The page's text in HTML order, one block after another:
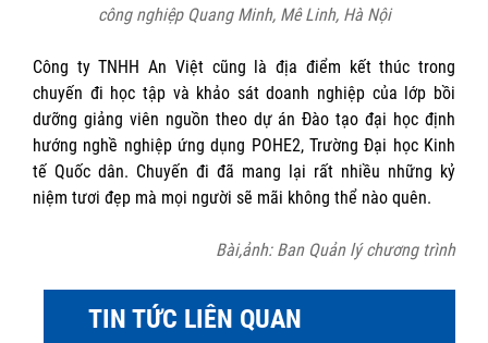
công nghiệp Quang Minh, Mê Linh, Hà Nội
Công ty TNHH An Việt cũng là địa điểm kết thúc trong
chuyến đi học tập và khảo sát doanh nghiệp của lớp bồi
dưỡng giảng viên nguồn theo dự án Đào tạo đại học định
hướng nghề nghiệp ứng dụng POHE2, Trường Đại học Kinh
tế Quốc dân. Chuyến đi đã mang lại rất nhiều những kỷ
niệm tươi đẹp mà mọi người sẽ mãi không thể nào quên.
Bài,ảnh: Ban Quản lý chương trình
TIN TỨC LIÊN QUAN